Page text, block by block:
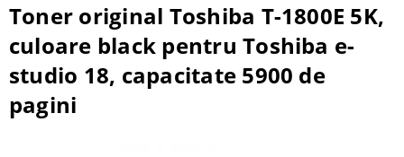
Toner original Toshiba T-1800E 5K,
culoare black pentru Toshiba e-
studio 18, capacitate 5900 de
pagini